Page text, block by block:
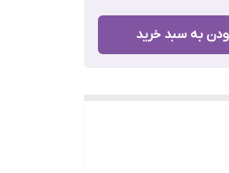
به سبد خرید